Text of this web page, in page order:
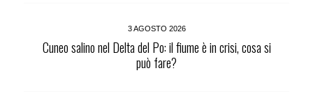
3 AGOSTO 2026
Cuneo salino nel Delta del Po: il fiume è in crisi, cosa si
può fare?